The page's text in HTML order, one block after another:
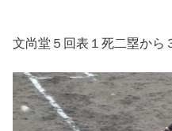
文尚堂５回表１死二塁から